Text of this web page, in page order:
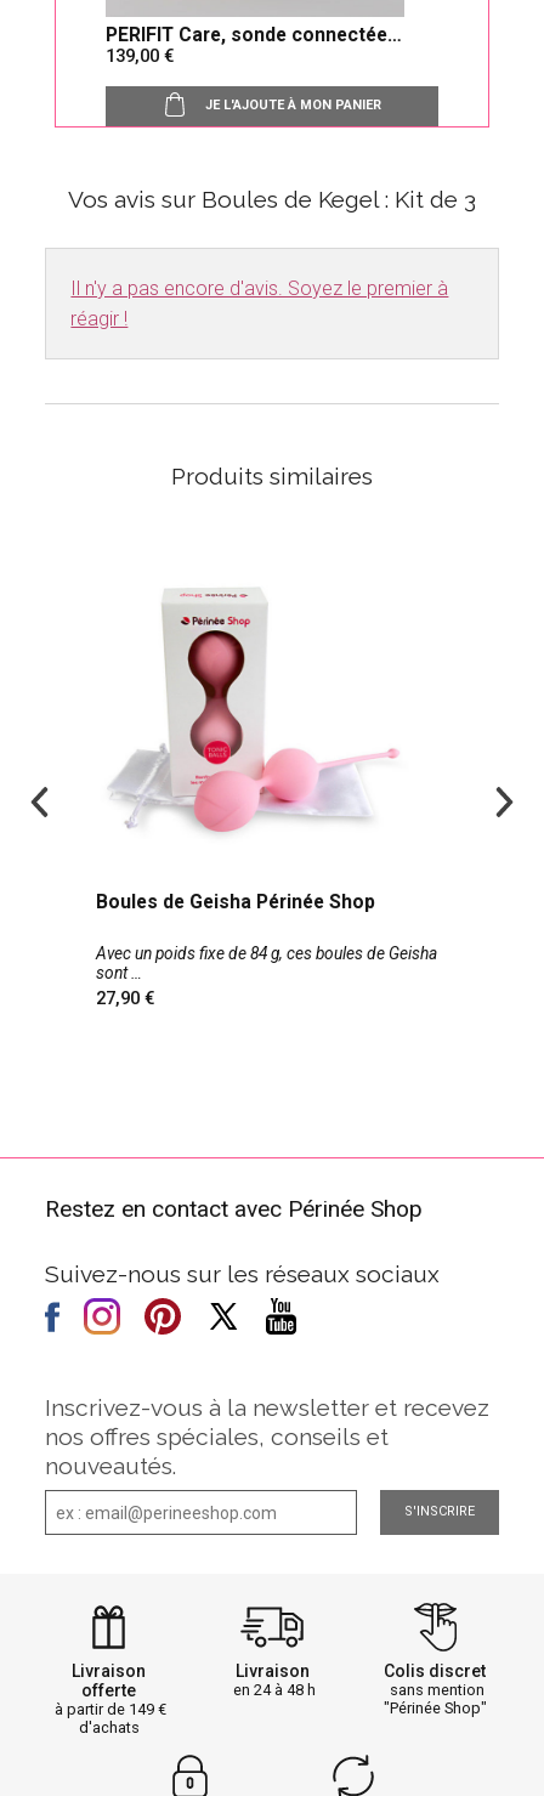
PERIFIT Care, sonde connectée
périnéale
139,00
JE L'AJOUTE À MON PANIER
Vos avis sur Boules de Kegel : Kit de 3
Il n'y a pas encore d'avis. Soyez le premier à
réagir !
Produits similaires
Boules de Geisha Périnée Shop
Avec un poids fixe de 84 g, ces boules de Geisha
sont
27,90
Restez en contact avec Périnée Shop
Suivez-nous sur les réseaux sociaux
Inscrivez-vous à la newsletter et recevez
nos offres spéciales, conseils et
nouveautés.
S'INSCRIRE
Livraison
offerte
à partir de 149
d'achats
Livraison
en 24 à 48 h
Colis discret
sans mention
"Périnée Shop"